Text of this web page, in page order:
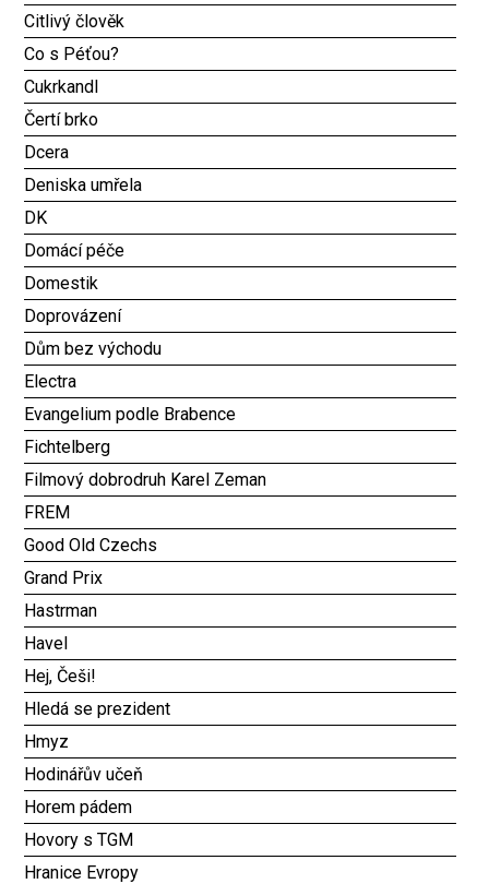
Citlivý člověk
Co s Péťou?
Cukrkandl
Čertí brko
Dcera
Deniska umřela
DK
Domácí péče
Domestik
Doprovázení
Dům bez východu
Electra
Evangelium podle Brabence
Fichtelberg
Filmový dobrodruh Karel Zeman
FREM
Good Old Czechs
Grand Prix
Hastrman
Havel
Hej, Češi!
Hledá se prezident
Hmyz
Hodinářův učeň
Horem pádem
Hovory s TGM
Hranice Evropy